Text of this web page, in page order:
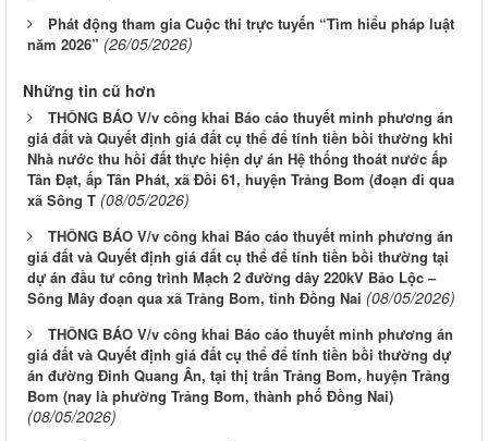
Phát động tham gia Cuộc thi trực tuyến “Tìm hiểu pháp luật
năm 2026” (26/05/2026)
Những tin cũ hơn
THÔNG BÁO V/v công khai Báo cáo thuyết minh phương án
giá đất và Quyết định giá đất cụ thể để tính tiền bồi thường khi
Nhà nước thu hồi đất thực hiện dự án Hệ thống thoát nước ấp
Tân Đạt, ấp Tân Phát, xã Đồi 61, huyện Trảng Bom (đoạn đi qua
xã Sông T (08/05/2026)
THÔNG BÁO V/v công khai Báo cáo thuyết minh phương án
giá đất và Quyết định giá đất cụ thể để tính tiền bồi thường tại
dự án đầu tư công trình Mạch 2 đường dây 220kV Bảo Lộc –
Sông Mây đoạn qua xã Trảng Bom, tỉnh Đồng Nai (08/05/2026)
THÔNG BÁO V/v công khai Báo cáo thuyết minh phương án
giá đất và Quyết định giá đất cụ thể để tính tiền bồi thường dự
án đường Đinh Quang Ân, tại thị trấn Trảng Bom, huyện Trảng
Bom (nay là phường Trảng Bom, thành phố Đồng Nai)
(08/05/2026)